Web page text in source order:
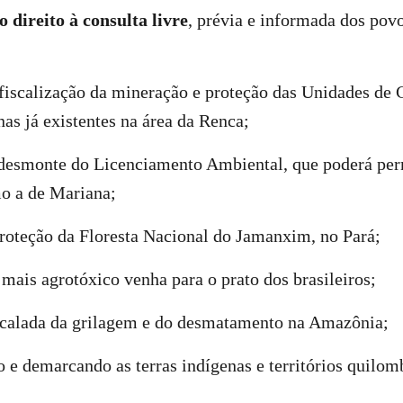
direito à consulta livre, prévia e informada dos
da mineração e proteção das Unidades de
já existentes na área da Renca;
do Licenciamento Ambiental, que poderá
a de Mariana;
da Floresta Nacional do Jamanxim, no Pará;
agrotóxico venha para o prato dos brasileiros;
da grilagem e do desmatamento na Amazônia;
e demarcando as terras indígenas e territórios